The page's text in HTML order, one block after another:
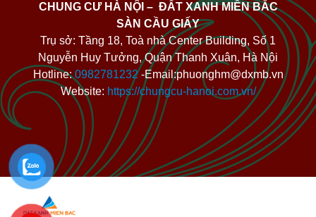
CHUNG CƯ HÀ NỘI – ĐẤT XANH MIỀN BẮC
SÀN CẦU GIẤY
Trụ sở: Tầng 18, Toà nhà Center Building, Số 1
Nguyễn Huy Tưởng, Quận Thanh Xuân, Hà Nội
Hotline:0982781232-Email:phuonghm@dxmb.vn
Website: https://chungcu-hanoi.com.vn/